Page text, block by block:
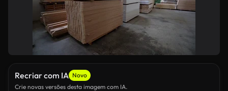
Recriar com IA Novo
Crie novas versões desta imagem com IA.